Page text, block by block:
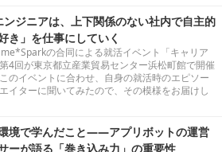
ジニアは、上下関係のない社内で自主的
き」を仕事にしていく
の合同による就活イベント「キャリア
4回が東京都立産業貿易センター浜松町館で開催
のイベントに合わせ、自身の就活時のエピソー
イターに聞いてみたので、その模様をお届けし
境で学んだこと――アプリボットの運営
ーが語る「巻き込み力」の重要性